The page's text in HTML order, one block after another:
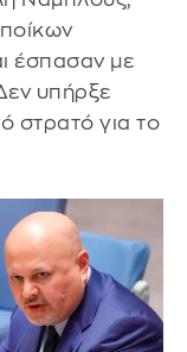
έσπασαν με
υπήρξε
στρατό για το